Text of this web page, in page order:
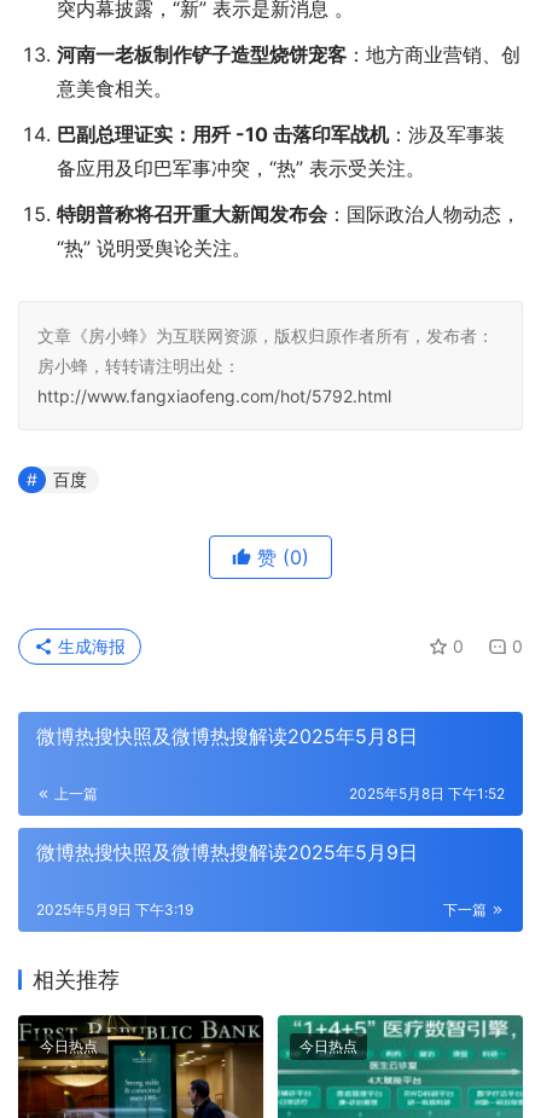
突内幕披露，“新” 表示是新消息 。
河南一老板制作铲子造型烧饼宠客 ：地方商业营销、创
意美食相关。
巴副总理证实：用歼 -10 击落印军战机：涉及军事装
备应用及印巴军事冲突，“热” 表示受关注。
特朗普称将召开重大新闻发布会 ：国际政治人物动态，
“热” 说明受舆论关注。
文章《房小蜂》为互联网资源，版权归原作者所有，发布者：
房小蜂，转转请注明出处：
http://www.fangxiaofeng.com/hot/5792.html
百度
赞 (0)
0 0
生成海报
微博热搜快照及微博热搜解读2025年5月8日
上一篇 2025年5月8日 下午1:52
微博热搜快照及微博热搜解读2025年5月9日
下一篇
2025年5月9日 下午3:19
相关推荐
今日热点 今日热点